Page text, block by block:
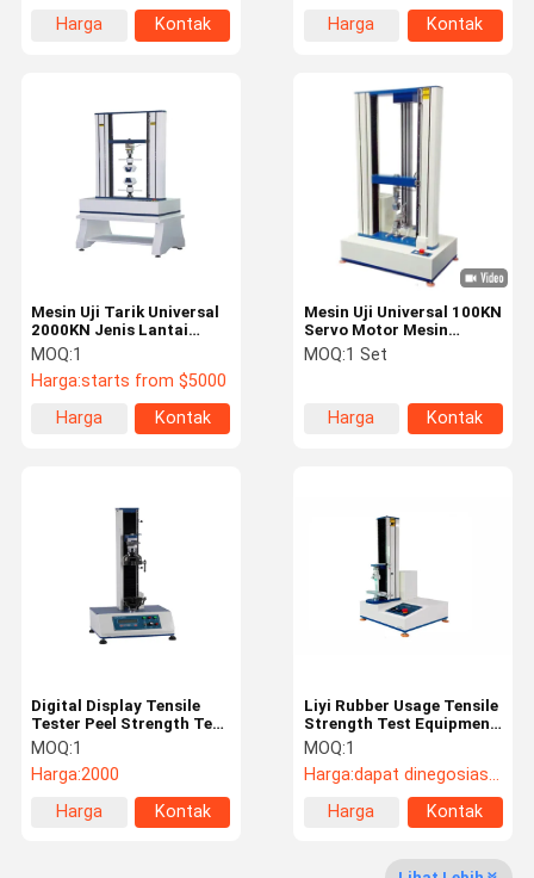
alat uji kertas
kekerasan pengujian mesin
Perekat Testing Equipment
Alat Ukur Optik
Harga
Kontak
Harga
Kontak
Mesin Uji Universal 100KN
Servo Motor Mesin
kekuatan tarik Dengan
Presisi 0,5
MOQ:1 Set
Harga
Kontak
Mesin Uji Tarik Universal
2000KN Jenis Lantai
Benchtop Kolom Kembar
MOQ:1
Harga:starts from $5000
Harga
Kontak
Liyi Rubber Usage Tensile
Strength Test Equipment
Peel Testing Machine
MOQ:1
Harga:dapat dinegosiasikan
Harga
Kontak
Digital Display Tensile
Tester Peel Strength Test
Equipment Untuk Plastik
Karet
MOQ:1
Harga:2000
Harga
Kontak